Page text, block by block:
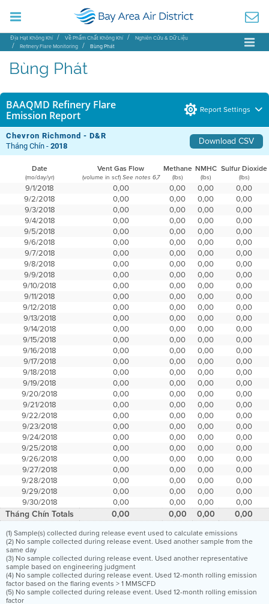
Địa Hạt Không Khí Về Phẩm Chất Không Khí
Nghiên Cứu & Dữ Liệu
Refinery Flare Monitoring
Bùng Phát
Bùng Phát
BAAQMD Refinery Flare
Emission Report
Report Settings
Chevron Richmond - D&R Download CSV
Tháng Chín -2018
Date Vent Gas Flow Methane NMHC Sulfur Dioxide
(mo/day/yr) (volume in scf) See notes 6,7 (lbs) (lbs) (lbs)
9/1/2018 0,00 0,00 0,00
0,00
9/2/2018
0,00 0,00 0,00
0,00
9/3/2018
0,00 0,00 0,00
0,00
9/4/2018
0,00 0,00 0,00
0,00
9/5/2018
0,00 0,00 0,00
0,00
9/6/2018
0,00 0,00 0,00
0,00
9/7/2018
0,00 0,00 0,00
0,00
9/8/2018
0,00 0,00 0,00
0,00
9/9/2018
0,00 0,00 0,00
0,00
9/10/2018
0,00 0,00 0,00
0,00
9/11/2018
0,00 0,00 0,00
0,00
9/12/2018
0,00 0,00 0,00
0,00
9/13/2018
0,00 0,00 0,00
0,00
9/14/2018
0,00 0,00 0,00
0,00
9/15/2018
0,00 0,00 0,00
0,00
9/16/2018
0,00 0,00 0,00
0,00
9/17/2018
0,00 0,00 0,00
0,00
9/18/2018
0,00 0,00 0,00
0,00
9/19/2018
0,00 0,00 0,00
0,00
9/20/2018
0,00 0,00 0,00
0,00
9/21/2018
0,00 0,00 0,00
0,00
9/22/2018
0,00 0,00 0,00
0,00
9/23/2018
0,00 0,00 0,00
0,00
9/24/2018
0,00 0,00 0,00
0,00
9/25/2018
0,00 0,00 0,00
0,00
9/26/2018
0,00 0,00 0,00
0,00
9/27/2018
0,00 0,00 0,00
0,00
9/28/2018
0,00 0,00 0,00
0,00
9/29/2018
0,00 0,00 0,00
0,00
9/30/2018
0,00 0,00 0,00 0,00
Tháng Chín Totals 0,00 0,00 0,00 0,00
(1) Sample(s) collected during release event used to calculate emissions
(2) No sample collected during release event. Used another sample from the
same day
(3) No sample collected during release event. Used another representative
sample based on engineering judgment
(4) No sample collected during release event. Used 12-month rolling emission
factor based on the flaring events > 1 MMSCFD
(5) No sample collected during release event. Used 12-month rolling emission
factor